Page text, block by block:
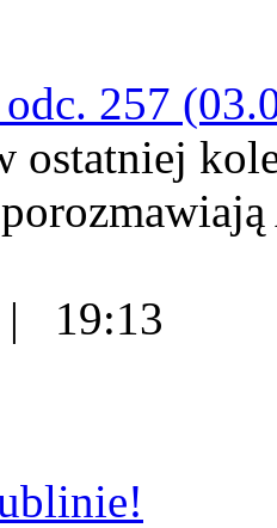
257
ostatniej
| 19:13